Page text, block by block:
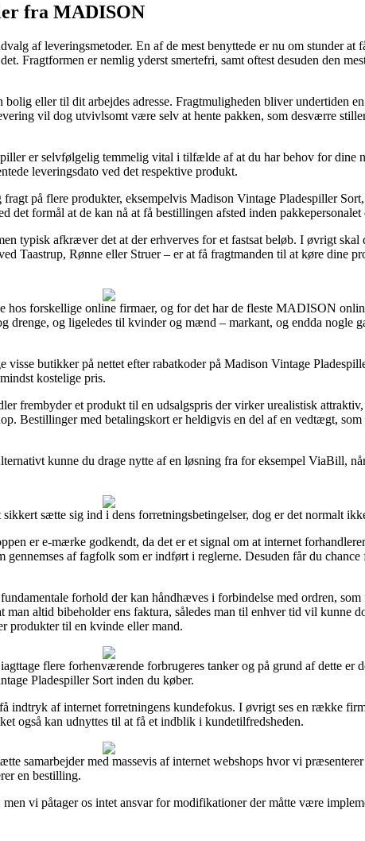
fra MADISON
af leveringsmetoder. En af de mest benyttede er nu om stunder at
Fragtformen er nemlig yderst smertefri, samt oftest desuden den
eller til dit arbejdes adresse. Fragtmuligheden bliver undertiden
vil dog utvivlsomt være selv at hente pakken, som desværre
er selvfølgelig temmelig vital i tilfælde af at du har behov for dine
leveringsdato ved det respektive produkt.
på flere produkter, eksempelvis Madison Vintage Pladespiller
formål at de kan nå at få bestillingen afsted inden pakkepersonalet
typisk afkræver det at der erhverves for et fastsat beløb. I øvrigt skal
Taastrup, Rønne eller Struer – er at få fragtmanden til at køre dine
hos forskellige online firmaer, og for det har de fleste MADISON
drenge, og ligeledes til kvinder og mænd – markant, og endda nogle
visse butikker på nettet efter rabatkoder på Madison Vintage
kostelige pris.
frembyder et produkt til en udsalgspris der virker urealistisk
Bestillinger med betalingskort er heldigvis en del af en vedtægt,
kunne du drage nytte af en løsning fra for eksempel ViaBill,
sætte sig ind i dens forretningsbetingelser, dog er det normalt
er e-mærke godkendt, da det er et signal om at internet
af fagfolk som er indført i reglerne. Desuden får du
forhold der kan håndhæves i forbindelse med ordren,
altid bibeholder ens faktura, således man til enhver tid vil kunne
produkter til en kvinde eller mand.
flere forhenværende forbrugeres tanker og på grund af dette er
Pladespiller Sort inden du køber.
indtryk af internet forretningens kundefokus. I øvrigt ses en række
også kan udnyttes til at få et indblik i kundetilfredsheden.
samarbejder med massevis af internet webshops hvor vi
en bestilling.
vi påtager os intet ansvar for modifikationer der måtte være